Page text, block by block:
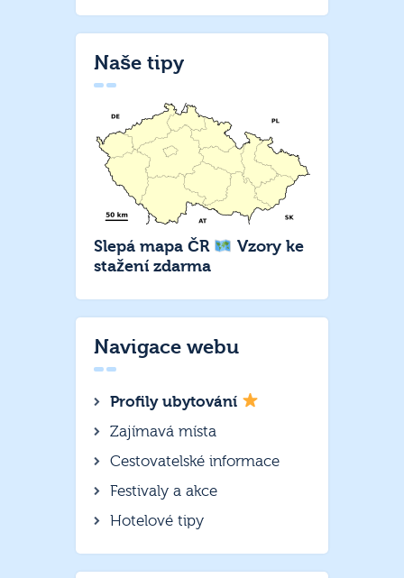
Naše tipy
Slepá mapa ČR
Vzory ke
stažení zdarma
Navigace webu
Profily ubytování
Zajímavá místa
Cestovatelské informace
Festivaly a akce
Hotelové tipy